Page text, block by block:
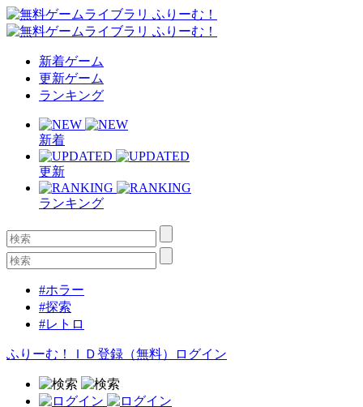
新着ゲーム
更新ゲーム
ランキング
新着
更新
ランキング
#ホラー
#探索
#レトロ
ふりーむ！ＩＤ登録（無料） ログイン